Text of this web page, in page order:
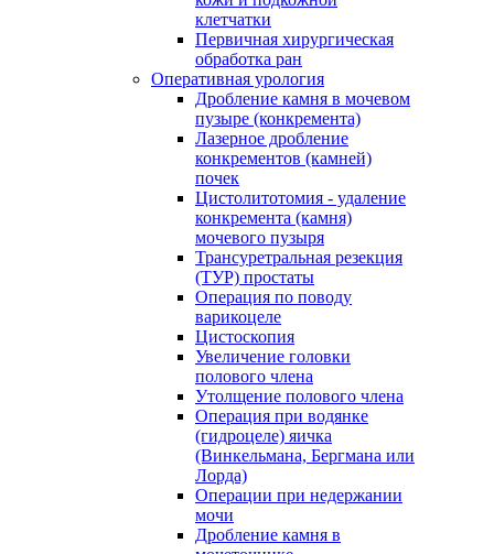
клетчатки
Первичная хирургическая
обработка ран
Оперативная урология
Дробление камня в мочевом
пузыре (конкремента)
Лазерное дробление
конкрементов (камней)
почек
Цистолитотомия - удаление
конкремента (камня)
мочевого пузыря
Трансуретральная резекция
(ТУР) простаты
Операция по поводу
варикоцеле
Цистоскопия
Увеличение головки
полового члена
Утолщение полового члена
Операция при водянке
(гидроцеле) яичка
(Винкельмана, Бергмана или
Лорда)
Операции при недержании
мочи
Дробление камня в